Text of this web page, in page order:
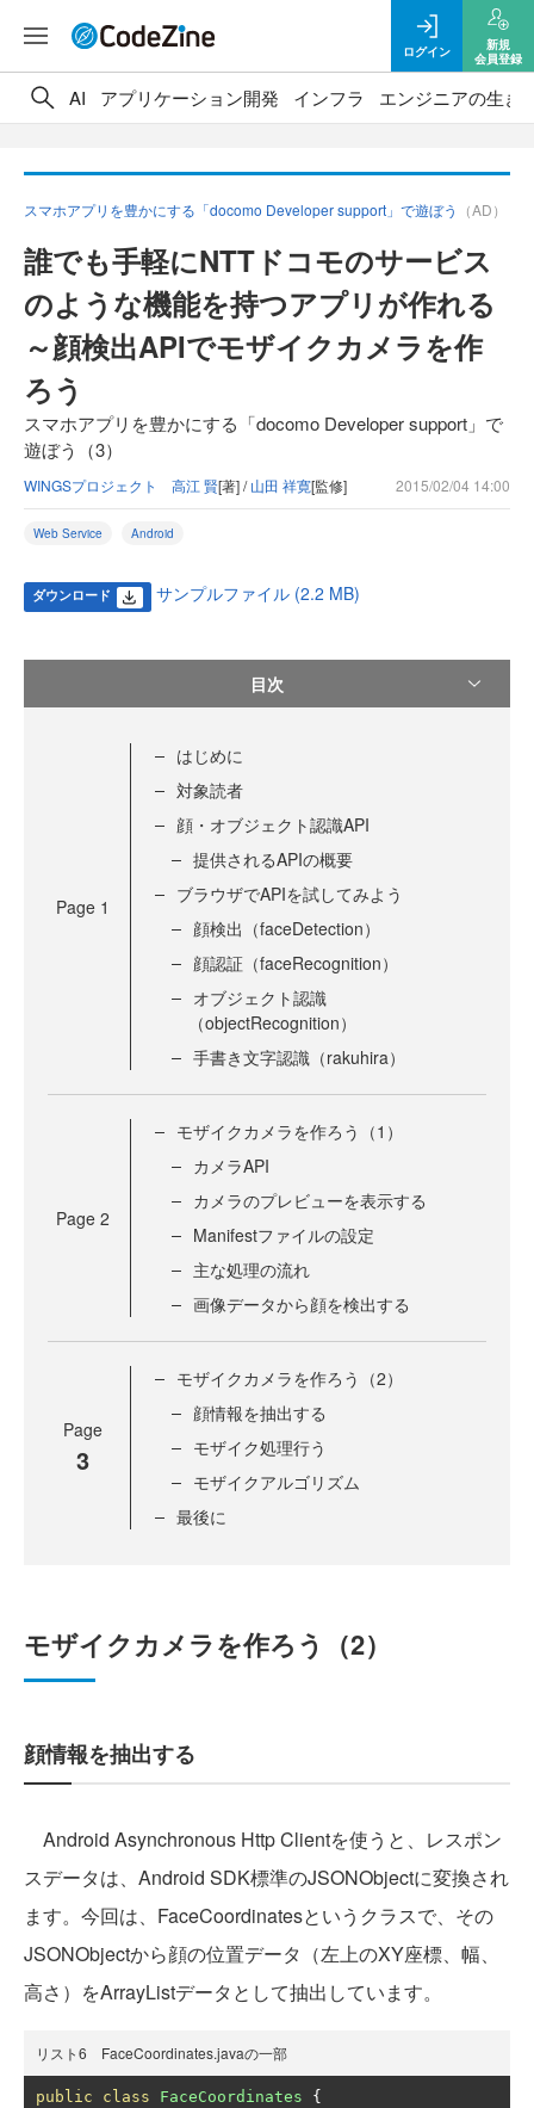
ログイン
新規
会員登録
AI アプリケーション開発 インフラ エンジニアの生き
スマホアプリを豊かにする「docomo Developer support」で遊ぼう （AD）
誰でも手軽にNTTドコモのサービス
のような機能を持つアプリが作れる
～顔検出APIでモザイクカメラを作
ろう
スマホアプリを豊かにする「docomo Developer support」で
遊ぼう（3）
WINGSプロジェクト 高江 賢[著] /山田 祥寛[監修] 2015/02/04 14:00
Web Service Android
ダウンロード サンプルファイル (2.2 MB)
目次
Page 1
はじめに
対象読者
顔・オブジェクト認識API
提供されるAPIの概要
ブラウザでAPIを試してみよう
顔検出（faceDetection）
顔認証（faceRecognition）
オブジェクト認識
（objectRecognition）
手書き文字認識（rakuhira）
Page 2
モザイクカメラを作ろう（1）
カメラAPI
カメラのプレビューを表示する
Manifestファイルの設定
主な処理の流れ
画像データから顔を検出する
Page
3
モザイクカメラを作ろう（2）
顔情報を抽出する
モザイク処理行う
モザイクアルゴリズム
最後に
モザイクカメラを作ろう（2）
顔情報を抽出する
Android Asynchronous Http Clientを使うと、レスポン
スデータは、Android SDK標準のJSONObjectに変換され
ます。今回は、FaceCoordinatesというクラスで、その
JSONObjectから顔の位置データ（左上のXY座標、幅、
高さ）をArrayListデータとして抽出しています。
リスト6 FaceCoordinates.javaの一部
public class FaceCoordinates {